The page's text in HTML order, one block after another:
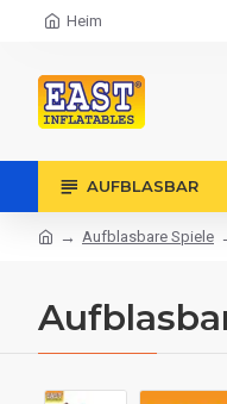
Heim
AUFBLASBAR
Aufblasbare Spiele